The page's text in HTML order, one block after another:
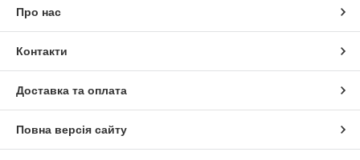
Про нас
Контакти
Доставка та оплата
Повна версія сайту